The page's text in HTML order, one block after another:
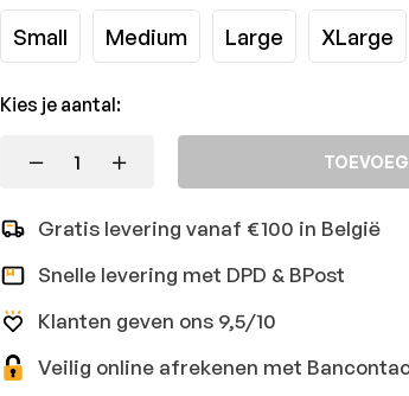
Small Medium Large XLarge
Kies je aantal:
Gratis levering vanaf €100 in België
Snelle levering met DPD & BPost
Klanten geven ons 9,5/10
Veilig online afrekenen met